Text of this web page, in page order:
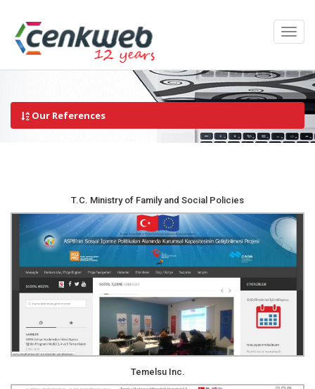
Our References
T.C. Ministry of Family and Social Policies
Temelsu Inc.